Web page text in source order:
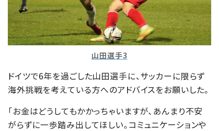
山田選手3
ドイツで6年を過ごした山田選手に、サッカーに限らず
海外挑戦を考えている方へのアドバイスをお願いした。
「お金はどうしてもかかっちゃいますが、あんまり不安
がらずに一歩踏み出してほしい。コミュニケーションや